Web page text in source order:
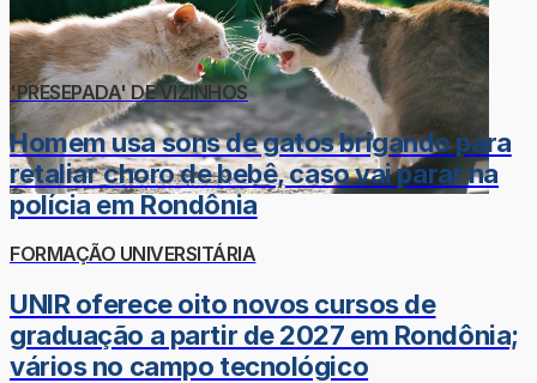
'PRESEPADA' DE VIZINHOS
Homem usa sons de gatos brigando para
retaliar choro de bebê, caso vai parar na
polícia em Rondônia
FORMAÇÃO UNIVERSITÁRIA
UNIR oferece oito novos cursos de
graduação a partir de 2027 em Rondônia;
vários no campo tecnológico